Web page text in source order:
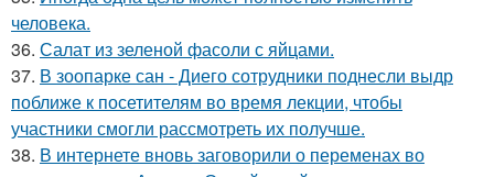
человека.
36. Салат из зеленой фасоли с яйцами.
37. В зоопарке сан - Диего сотрудники поднесли выдр
поближе к посетителям во время лекции, чтобы
участники смогли рассмотреть их получше.
38. В интернете вновь заговорили о переменах во